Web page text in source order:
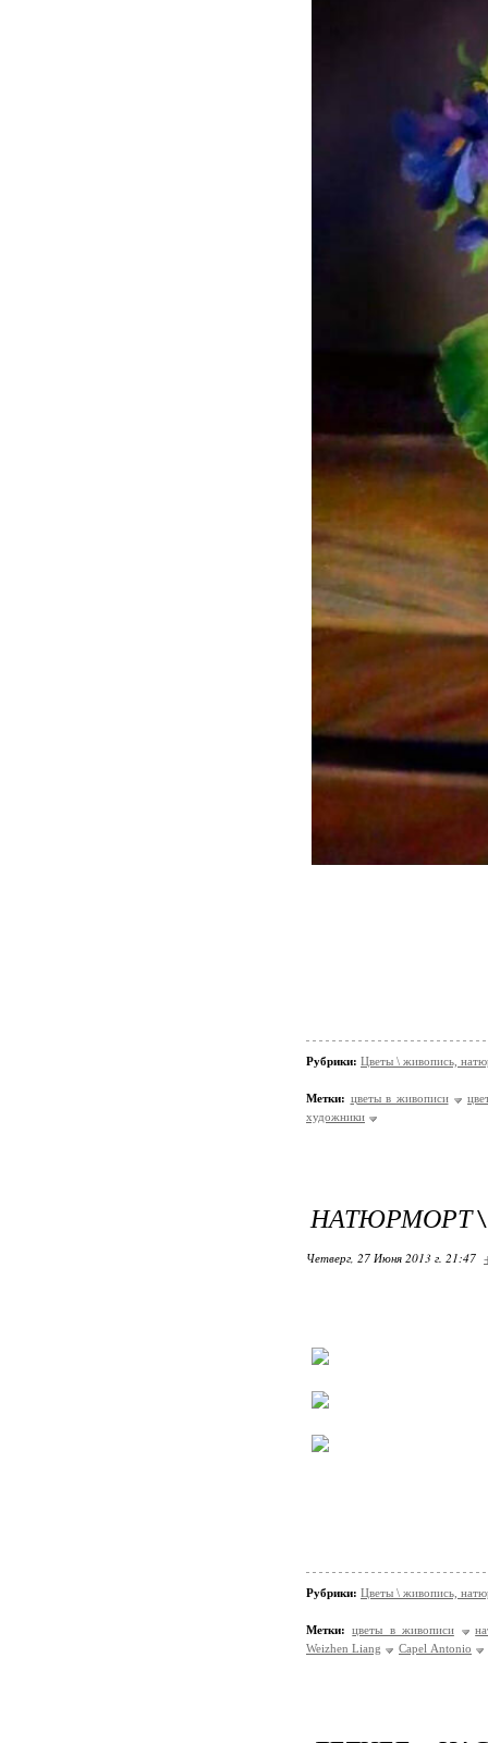
Рубрики: Цветы \ живопись,
Метки: цветы в живописи
художники
НАТЮРМОРТ
Четверг, 27 Июня 2013 г. 21:47
Рубрики: Цветы \ живопись,
Метки: цветы в живописи
Weizhen Liang
Сapel Аntonio